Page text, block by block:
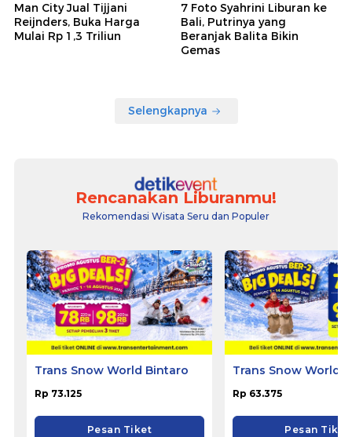
Man City Jual Tijjani
Reijnders, Buka Harga
Mulai Rp 1,3 Triliun
7 Foto Syahrini Liburan ke
Bali, Putrinya yang
Beranjak Balita Bikin
Gemas
Selengkapnya
Rencanakan Liburanmu!
Rekomendasi Wisata Seru dan Populer
Trans Snow World Bintaro
Rp 73.125
Pesan Tiket
Trans Snow World
Rp 63.375
Pesan Tiket